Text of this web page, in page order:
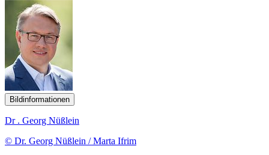
Bildinformationen
Dr . Georg Nüßlein
© Dr. Georg Nüßlein / Marta Ifrim